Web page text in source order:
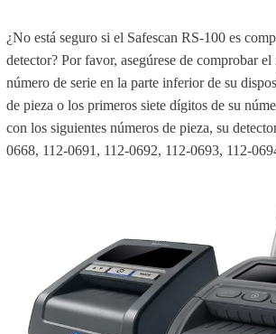
¿No está seguro si el Safescan RS-100 es
detector? Por favor, asegúrese de comprobar
número de serie en la parte inferior de su
de pieza o los primeros siete dígitos de su
con los siguientes números de pieza, su
0668, 112-0691, 112-0692, 112-0693, 112-